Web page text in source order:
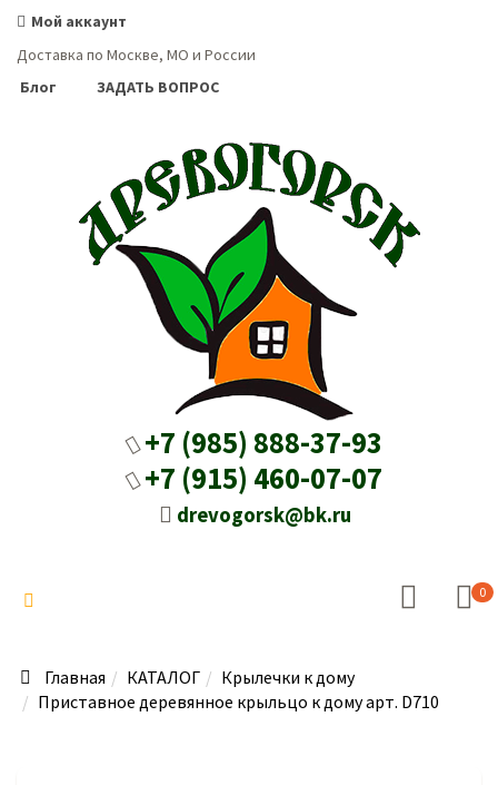
Мой аккаунт
Доставка по Москве, МО и России
Блог
ЗАДАТЬ ВОПРОС
+7 (985) 888-37-93
+7 (915) 460-07-07
drevogorsk@bk.ru
0
Главная КАТАЛОГ
Крылечки к дому
Приставное деревянное крыльцо к дому арт. D710